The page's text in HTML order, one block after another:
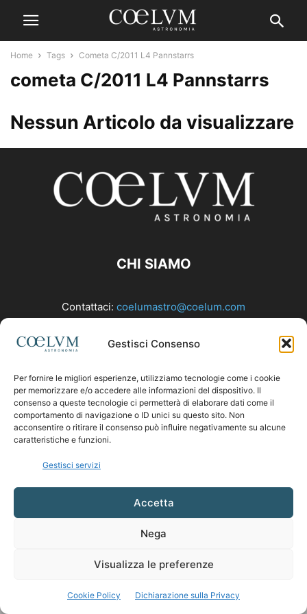
Gestisci Consenso
Per fornire le migliori esperienze, utilizziamo tecnologie come i cookie
per memorizzare e/o accedere alle informazioni del dispositivo. Il
consenso a queste tecnologie ci permetterà di elaborare dati come il
comportamento di navigazione o ID unici su questo sito. Non
acconsentire o ritirare il consenso può influire negativamente su alcune
caratteristiche e funzioni.
Gestisci servizi
Accetta
Nega
Visualizza le preferenze
Cookie Policy Dichiarazione sulla Privacy
Home Tags Cometa C/2011 L4 Pannstarrs
cometa C/2011 L4 Pannstarrs
Nessun Articolo da visualizzare
CHI SIAMO
Contattaci: coelumastro@coelum.com
SEGUICI